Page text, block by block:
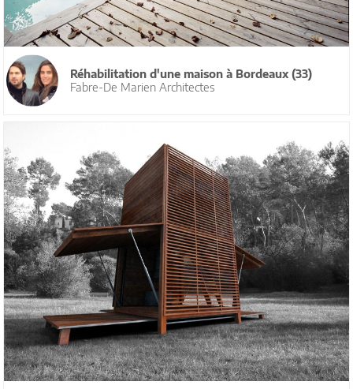
Réhabilitation d'une maison à Bordeaux (33)
Fabre-De Marien Architectes